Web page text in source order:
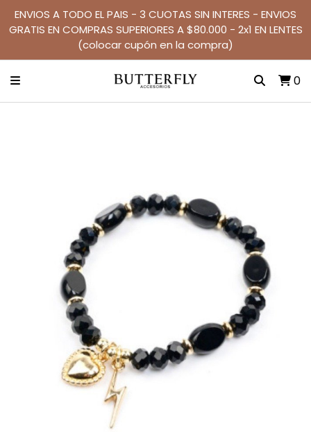
ENVIOS A TODO EL PAIS - 3 CUOTAS SIN INTERES - ENVIOS
GRATIS EN COMPRAS SUPERIORES A $80.000 - 2x1 EN LENTES
(colocar cupón en la compra)
0